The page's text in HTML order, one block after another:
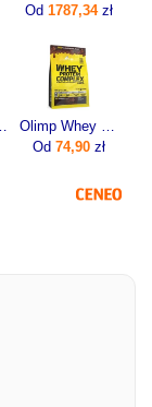
Od 1787,34zł
Od 74,90zł